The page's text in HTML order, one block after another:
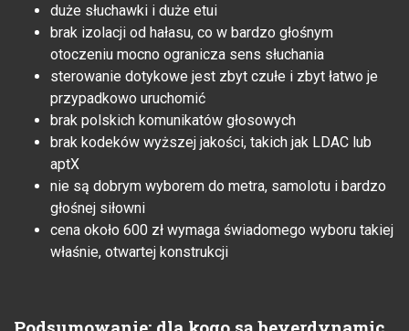
duże słuchawki i duże etui
brak izolacji od hałasu, co w bardzo głośnym
otoczeniu mocno ogranicza sens słuchania
sterowanie dotykowe jest zbyt czułe i zbyt łatwo je
przypadkowo uruchomić
brak polskich komunikatów głosowych
brak kodeków wyższej jakości, takich jak LDAC lub
aptX
nie są dobrym wyborem do metra, samolotu i bardzo
głośnej siłowni
cena około 600 zł wymaga świadomego wyboru takiej
właśnie, otwartej konstrukcji